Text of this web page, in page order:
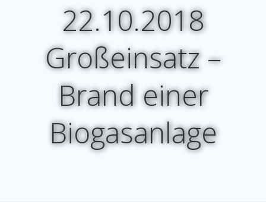
22.10.2018
Großeinsatz –
Brand einer
Biogasanlage